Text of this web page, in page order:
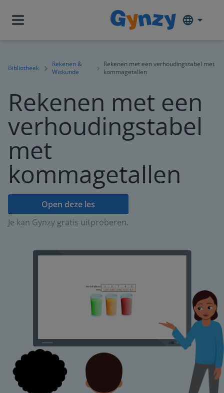
Bibliotheek
Rekenen &
Wiskunde
Rekenen met een verhoudingstabel met
kommagetallen
Rekenen met een
verhoudingstabel
met
kommagetallen
Open deze les
Je kan Gynzy gratis uitproberen.